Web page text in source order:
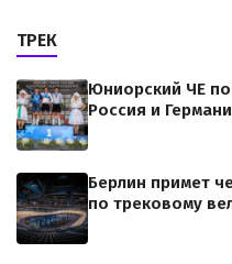
ТРЕК
Юниорский ЧЕ
Россия и
Берлин примет
по трековому